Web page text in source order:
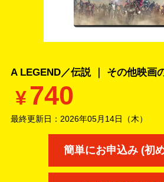
A LEGEND／伝説 ｜ その他映画
¥740
最終更新日： 2026年05月14日（木）
簡単にお申込み (初